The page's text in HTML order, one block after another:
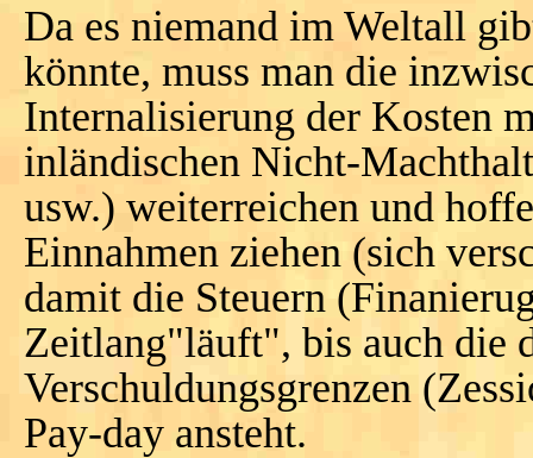
Da es niemand im Weltall
könnte, muss man die
Internalisierung der Kosten
inländischen Nicht-
usw.) weiterreichen und
Einnahmen ziehen (sich
damit die Steuern
Zeitlang"läuft", bis auch die
Verschuldungsgrenzen
Pay-day ansteht.